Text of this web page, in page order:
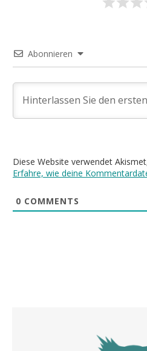
Abonnieren
Diese Website verwendet
Erfahre, wie deine
0 COMMENTS